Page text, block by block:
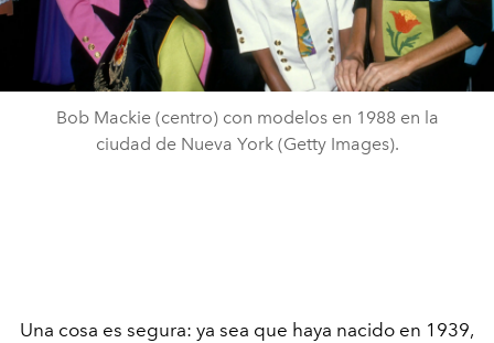
Bob Mackie (centro) con modelos en 1988 en la
ciudad de Nueva York (Getty Images).
Una cosa es segura: ya sea que haya nacido en 1939,